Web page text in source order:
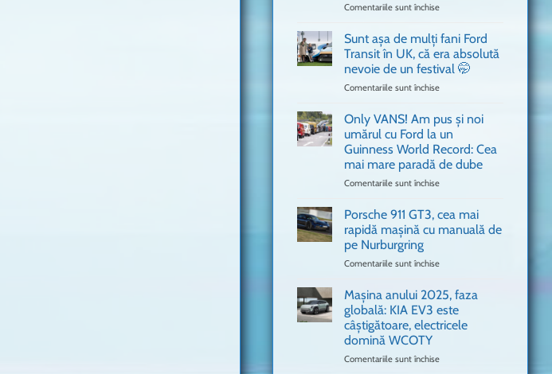
Comentariile sunt închise
a
adus
în
București
Ferrari
Formula
1
Sunt așa de mulți fani Ford
Transit în UK, că era absolută
nevoie de un festival 🤭
Comentariile sunt închise
de
mulți
fani
Ford
că
era
un
festival
🤭
Only VANS! Am pus și noi
umărul cu Ford la un
Guinness World Record: Cea
mai mare paradă de dube
Comentariile sunt închise
Am
pus
cu
Ford
la
un
Porsche 911 GT3, cea mai
rapidă mașină cu manuală de
pe Nurburgring
Comentariile sunt închise
911
GT3,
cea
mai
Mașina anului 2025, faza
globală: KIA EV3 este
câștigătoare, electricele
domină WCOTY
Comentariile sunt închise